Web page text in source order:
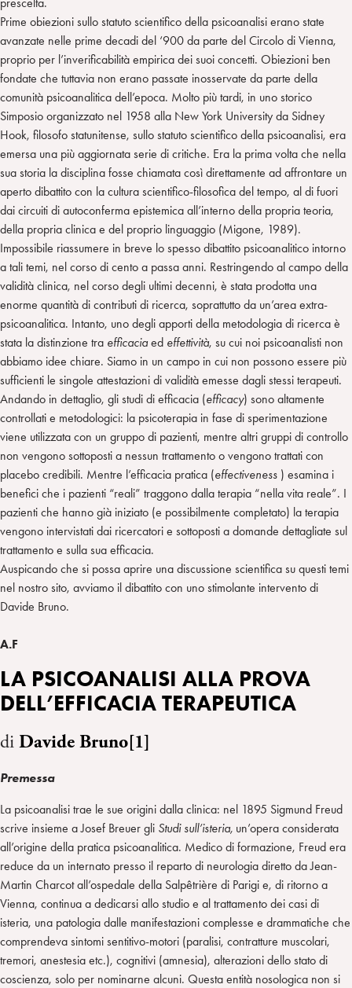
Prime obiezioni sullo statuto scientifico della psicoanalisi erano state
avanzate nelle prime decadi del ‘900 da parte del Circolo di Vienna,
proprio per l’inverificabilità empirica dei suoi concetti. Obiezioni ben
fondate che tuttavia non erano passate inosservate da parte della
comunità psicoanalitica dell’epoca. Molto più tardi, in uno storico
Simposio organizzato nel 1958 alla New York University da Sidney
Hook, filosofo statunitense, sullo statuto scientifico della psicoanalisi, era
emersa una più aggiornata serie di critiche. Era la prima volta che nella
sua storia la disciplina fosse chiamata così direttamente ad affrontare un
aperto dibattito con la cultura scientifico-filosofica del tempo, al di fuori
dai circuiti di autoconferma epistemica all’interno della propria teoria,
della propria clinica e del proprio linguaggio (Migone, 1989).
Impossibile riassumere in breve lo spesso dibattito psicoanalitico intorno
a tali temi, nel corso di cento a passa anni. Restringendo al campo della
validità clinica, nel corso degli ultimi decenni, è stata prodotta una
enorme quantità di contributi di ricerca, soprattutto da un’area extra-
psicoanalitica. Intanto, uno degli apporti della metodologia di ricerca è
stata la distinzione tra efficaciaed effettività, su cui noi psicoanalisti non
abbiamo idee chiare. Siamo in un campo in cui non possono essere più
sufficienti le singole attestazioni di validità emesse dagli stessi terapeuti.
Andando in dettaglio, gli studi di efficacia (efficacy) sono altamente
controllati e metodologici: la psicoterapia in fase di sperimentazione
viene utilizzata con un gruppo di pazienti, mentre altri gruppi di controllo
non vengono sottoposti a nessun trattamento o vengono trattati con
placebo credibili. Mentre l’efficacia pratica (effectiveness ) esamina i
benefici che i pazienti “reali” traggono dalla terapia “nella vita reale”. I
pazienti che hanno già iniziato (e possibilmente completato) la terapia
vengono intervistati dai ricercatori e sottoposti a domande dettagliate sul
trattamento e sulla sua efficacia.
Auspicando che si possa aprire una discussione scientifica su questi temi
nel nostro sito, avviamo il dibattito con uno stimolante intervento di
Davide Bruno.
A.F
LA PSICOANALISI ALLA PROVA
DELL’EFFICACIA TERAPEUTICA
di Davide Bruno[1]
Premessa
La psicoanalisi trae le sue origini dalla clinica: nel 1895 Sigmund Freud
scrive insieme a Josef Breuer gli Studi sull’isteria, un’opera considerata
all’origine della pratica psicoanalitica. Medico di formazione, Freud era
reduce da un internato presso il reparto di neurologia diretto da Jean-
Martin Charcot all’ospedale della Salpêtrière di Parigi e, di ritorno a
Vienna, continua a dedicarsi allo studio e al trattamento dei casi di
isteria, una patologia dalle manifestazioni complesse e drammatiche che
comprendeva sintomi sentitivo-motori (paralisi, contratture muscolari,
tremori, anestesia etc.), cognitivi (amnesia), alterazioni dello stato di
coscienza, solo per nominarne alcuni. Questa entità nosologica non si